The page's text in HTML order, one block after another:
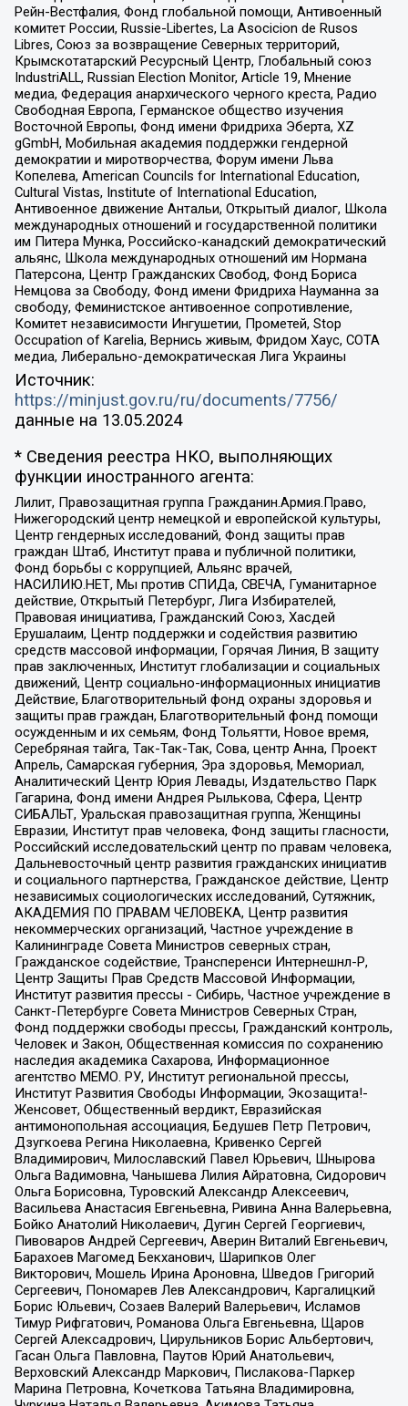
Рейн-Вестфалия, Фонд глобальной помощи, Антивоенный
комитет России, Russie-Libertes, La Asocicion de Rusos
Libres, Союз за возвращение Северных территорий,
Крымскотатарский Ресурсный Центр, Глобальный союз
IndustriALL, Russian Election Monitor, Article 19, Мнение
медиа, Федерация анархического черного креста, Радио
Свободная Европа, Германское общество изучения
Восточной Европы, Фонд имени Фридриха Эберта, XZ
gGmbH, Мобильная академия поддержки гендерной
демократии и миротворчества, Форум имени Льва
Копелева, American Councils for International Education,
Cultural Vistas, Institute of International Education,
Антивоенное движение Антальи, Открытый диалог, Школа
международных отношений и государственной политики
им Питера Мунка, Российско-канадский демократический
альянс, Школа международных отношений им Нормана
Патерсона, Центр Гражданских Свобод, Фонд Бориса
Немцова за Свободу, Фонд имени Фридриха Науманна за
свободу, Феминистское антивоенное сопротивление,
Комитет независимости Ингушетии, Прометей, Stop
Occupation of Karelia, Вернись живым, Фридом Хаус, СОТА
медиа, Либерально-демократическая Лига Украины
Источник:
https://minjust.gov.ru/ru/documents/7756/
данные на 13.05.2024
* Сведения реестра НКО, выполняющих
функции иностранного агента:
Лилит, Правозащитная группа Гражданин.Армия.Право,
Нижегородский центр немецкой и европейской культуры,
Центр гендерных исследований, Фонд защиты прав
граждан Штаб, Институт права и публичной политики,
Фонд борьбы с коррупцией, Альянс врачей,
НАСИЛИЮ.НЕТ, Мы против СПИДа, СВЕЧА, Гуманитарное
действие, Открытый Петербург, Лига Избирателей,
Правовая инициатива, Гражданский Союз, Хасдей
Ерушалаим, Центр поддержки и содействия развитию
средств массовой информации, Горячая Линия, В защиту
прав заключенных, Институт глобализации и социальных
движений, Центр социально-информационных инициатив
Действие, Благотворительный фонд охраны здоровья и
защиты прав граждан, Благотворительный фонд помощи
осужденным и их семьям, Фонд Тольятти, Новое время,
Серебряная тайга, Так-Так-Так, Сова, центр Анна, Проект
Апрель, Самарская губерния, Эра здоровья, Мемориал,
Аналитический Центр Юрия Левады, Издательство Парк
Гагарина, Фонд имени Андрея Рылькова, Сфера, Центр
СИБАЛЬТ, Уральская правозащитная группа, Женщины
Евразии, Институт прав человека, Фонд защиты гласности,
Российский исследовательский центр по правам человека,
Дальневосточный центр развития гражданских инициатив
и социального партнерства, Гражданское действие, Центр
независимых социологических исследований, Сутяжник,
АКАДЕМИЯ ПО ПРАВАМ ЧЕЛОВЕКА, Центр развития
некоммерческих организаций, Частное учреждение в
Калининграде Совета Министров северных стран,
Гражданское содействие, Трансперенси Интернешнл-Р,
Центр Защиты Прав Средств Массовой Информации,
Институт развития прессы - Сибирь, Частное учреждение в
Санкт-Петербурге Совета Министров Северных Стран,
Фонд поддержки свободы прессы, Гражданский контроль,
Человек и Закон, Общественная комиссия по сохранению
наследия академика Сахарова, Информационное
агентство МЕМО. РУ, Институт региональной прессы,
Институт Развития Свободы Информации, Экозащита!-
Женсовет, Общественный вердикт, Евразийская
антимонопольная ассоциация, Бедушев Петр Петрович,
Дзугкоева Регина Николаевна, Кривенко Сергей
Владимирович, Милославский Павел Юрьевич, Шнырова
Ольга Вадимовна, Чанышева Лилия Айратовна, Сидорович
Ольга Борисовна, Туровский Александр Алексеевич,
Васильева Анастасия Евгеньевна, Ривина Анна Валерьевна,
Бойко Анатолий Николаевич, Дугин Сергей Георгиевич,
Пивоваров Андрей Сергеевич, Аверин Виталий Евгеньевич,
Барахоев Магомед Бекханович, Шарипков Олег
Викторович, Мошель Ирина Ароновна, Шведов Григорий
Сергеевич, Пономарев Лев Александрович, Каргалицкий
Борис Юльевич, Созаев Валерий Валерьевич, Исламов
Тимур Рифгатович, Романова Ольга Евгеньевна, Щаров
Сергей Алексадрович, Цирульников Борис Альбертович,
Гасан Ольга Павловна, Паутов Юрий Анатольевич,
Верховский Александр Маркович, Пислакова-Паркер
Марина Петровна, Кочеткова Татьяна Владимировна,